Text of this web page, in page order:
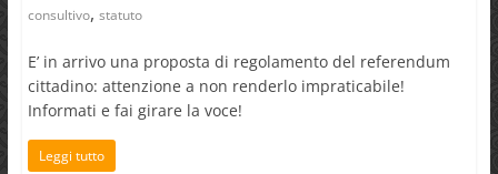
consultivo, statuto
E’ in arrivo una proposta di regolamento del referendum
cittadino: attenzione a non renderlo impraticabile!
Informati e fai girare la voce!
Leggi tutto